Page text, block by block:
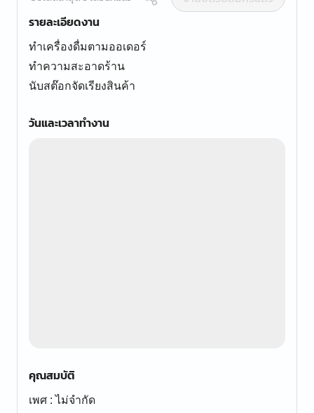
รายละเอียดงาน
ทำเครื่องดื่มตามออเดอร์
ทำความสะอาดร้าน
นับสต๊อกจัดเรียงสินค้า
วันและเวลาทำงาน
คุณสมบัติ
เพศ : ไม่จำกัด